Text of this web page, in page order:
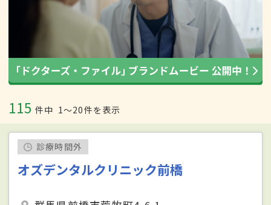
115 件中 1〜20件を表示
診療時間外
オズデンタルクリニック前橋